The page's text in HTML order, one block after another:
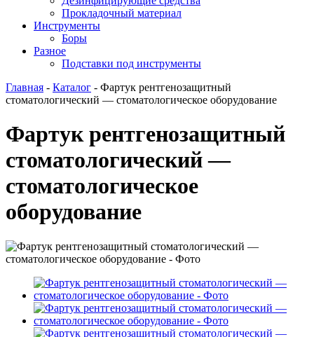
Прокладочный материал
Инструменты
Боры
Разное
Подставки под инструменты
Главная - Каталог - Фартук рентгенозащитный
стоматологический — стоматологическое оборудование
Фартук рентгенозащитный
стоматологический —
стоматологическое
оборудование